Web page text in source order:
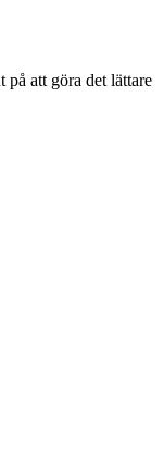
att göra det lättare